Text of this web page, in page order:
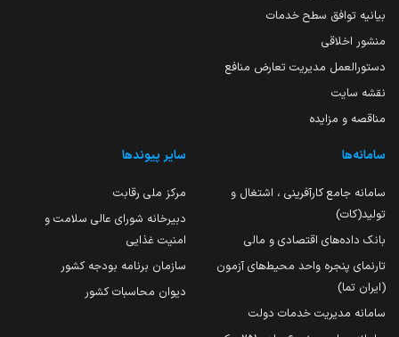
بیانیه توافق سطح خدمات
منشور اخلاقی
دستورالعمل مدیریت تعارض منافع
نقشه سایت
مناقصه و مزایده
سامانه‌ها
سامانه جامع کارآفرینی ، اشتغال و
تولید(کات)
بانک داده‌های اقتصادی و مالی
تارنمای پنجره واحد محیط‌های آزمون
(ایران تما)
سامانه مدیریت خدمات دولت
سایر پیوندها
مرکز ملی رقابت
دبیرخانه شورای عالی سلامت و
امنیت غذایی
سازمان برنامه بودجه کشور
دیوان محاسبات کشور